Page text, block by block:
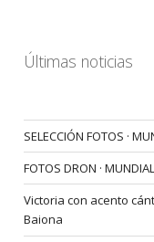
Últimas noticias
SELECCIÓN FOTOS ·
FOTOS DRON ·
Victoria con acento
Baiona